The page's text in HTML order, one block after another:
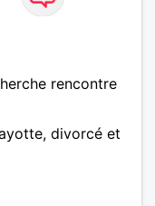
rencontre
divorcé et